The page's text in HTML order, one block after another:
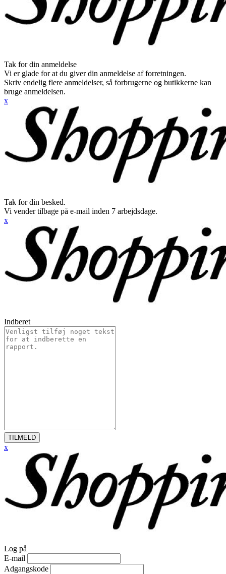
Tak for din anmeldelse
Vi er glade for at du giver din anmeldelse af forretningen.
Skriv endelig flere anmeldelser, så forbrugerne og butikkerne kan
bruge anmeldelsen.
x
Tak for din besked.
Vi vender tilbage på e-mail inden 7 arbejdsdage.
x
Indberet
TILMELD
x
Log på
E-mail
Adgangskode